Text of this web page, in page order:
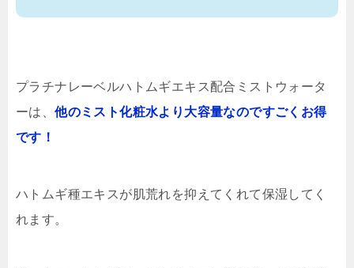
プラチナレーベルハトムギエキス配合ミストウォータ
ーは、他のミスト化粧水より大容量なのですごくお得
です！
ハトムギ種エキスが肌荒れを抑えてくれて保湿してく
れます。